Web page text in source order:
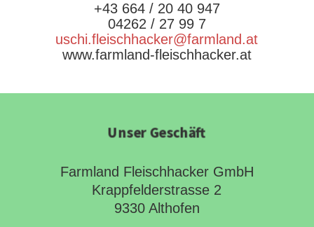
+43 664 / 20 40 947
04262 / 27 99 7
uschi.fleischhacker@farmland.at
www.farmland-fleischhacker.at
Unser Geschäft
Farmland Fleischhacker GmbH
Krappfelderstrasse 2
9330 Althofen